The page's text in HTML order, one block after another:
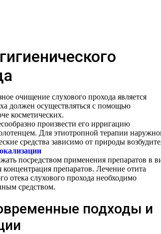
очищение слухового прохода является
должен осуществляться с помощью
косметических.
произвести его ирригацию
Для этиотропной терапии
средства зависимо от природы
посредством применения препаратов в
препаратов. Лечение отита
отека слухового прохода необходимо
средством.
подходы и